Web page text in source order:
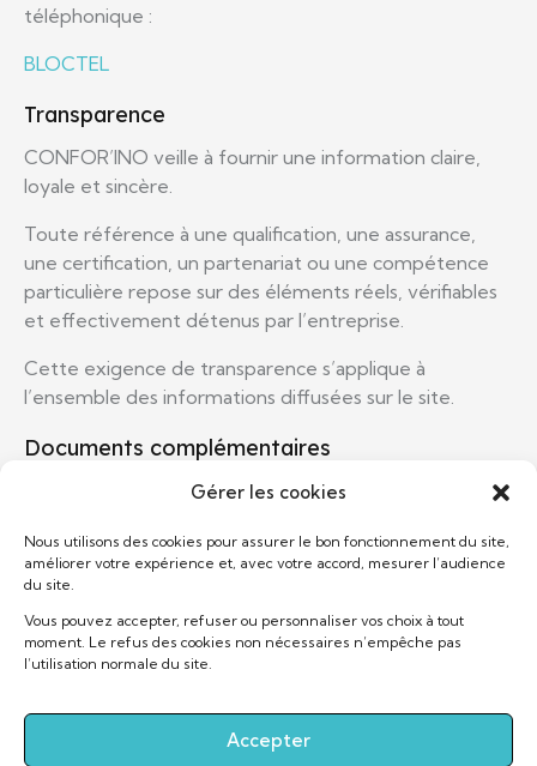
Gérer les cookies
Nous utilisons des cookies pour assurer le bon fonctionnement du site,
améliorer votre expérience et, avec votre accord, mesurer l’audience
du site.
Vous pouvez accepter, refuser ou personnaliser vos choix à tout
moment. Le refus des cookies non nécessaires n’empêche pas
l’utilisation normale du site.
Accepter
téléphonique :
BLOCTEL
Transparence
CONFOR’INO veille à fournir une information claire,
loyale et sincère.
Toute référence à une qualification, une assurance,
une certification, un partenariat ou une compétence
particulière repose sur des éléments réels, vérifiables
et effectivement détenus par l’entreprise.
Cette exigence de transparence s’applique à
l’ensemble des informations diffusées sur le site.
Documents complémentaires
Pour une information complète sur vos droits et sur
également :
Conditions Générales de Vente
Protection du consommateur
Politique de confidentialité
Les présentes mentions légales sont soumises au droit